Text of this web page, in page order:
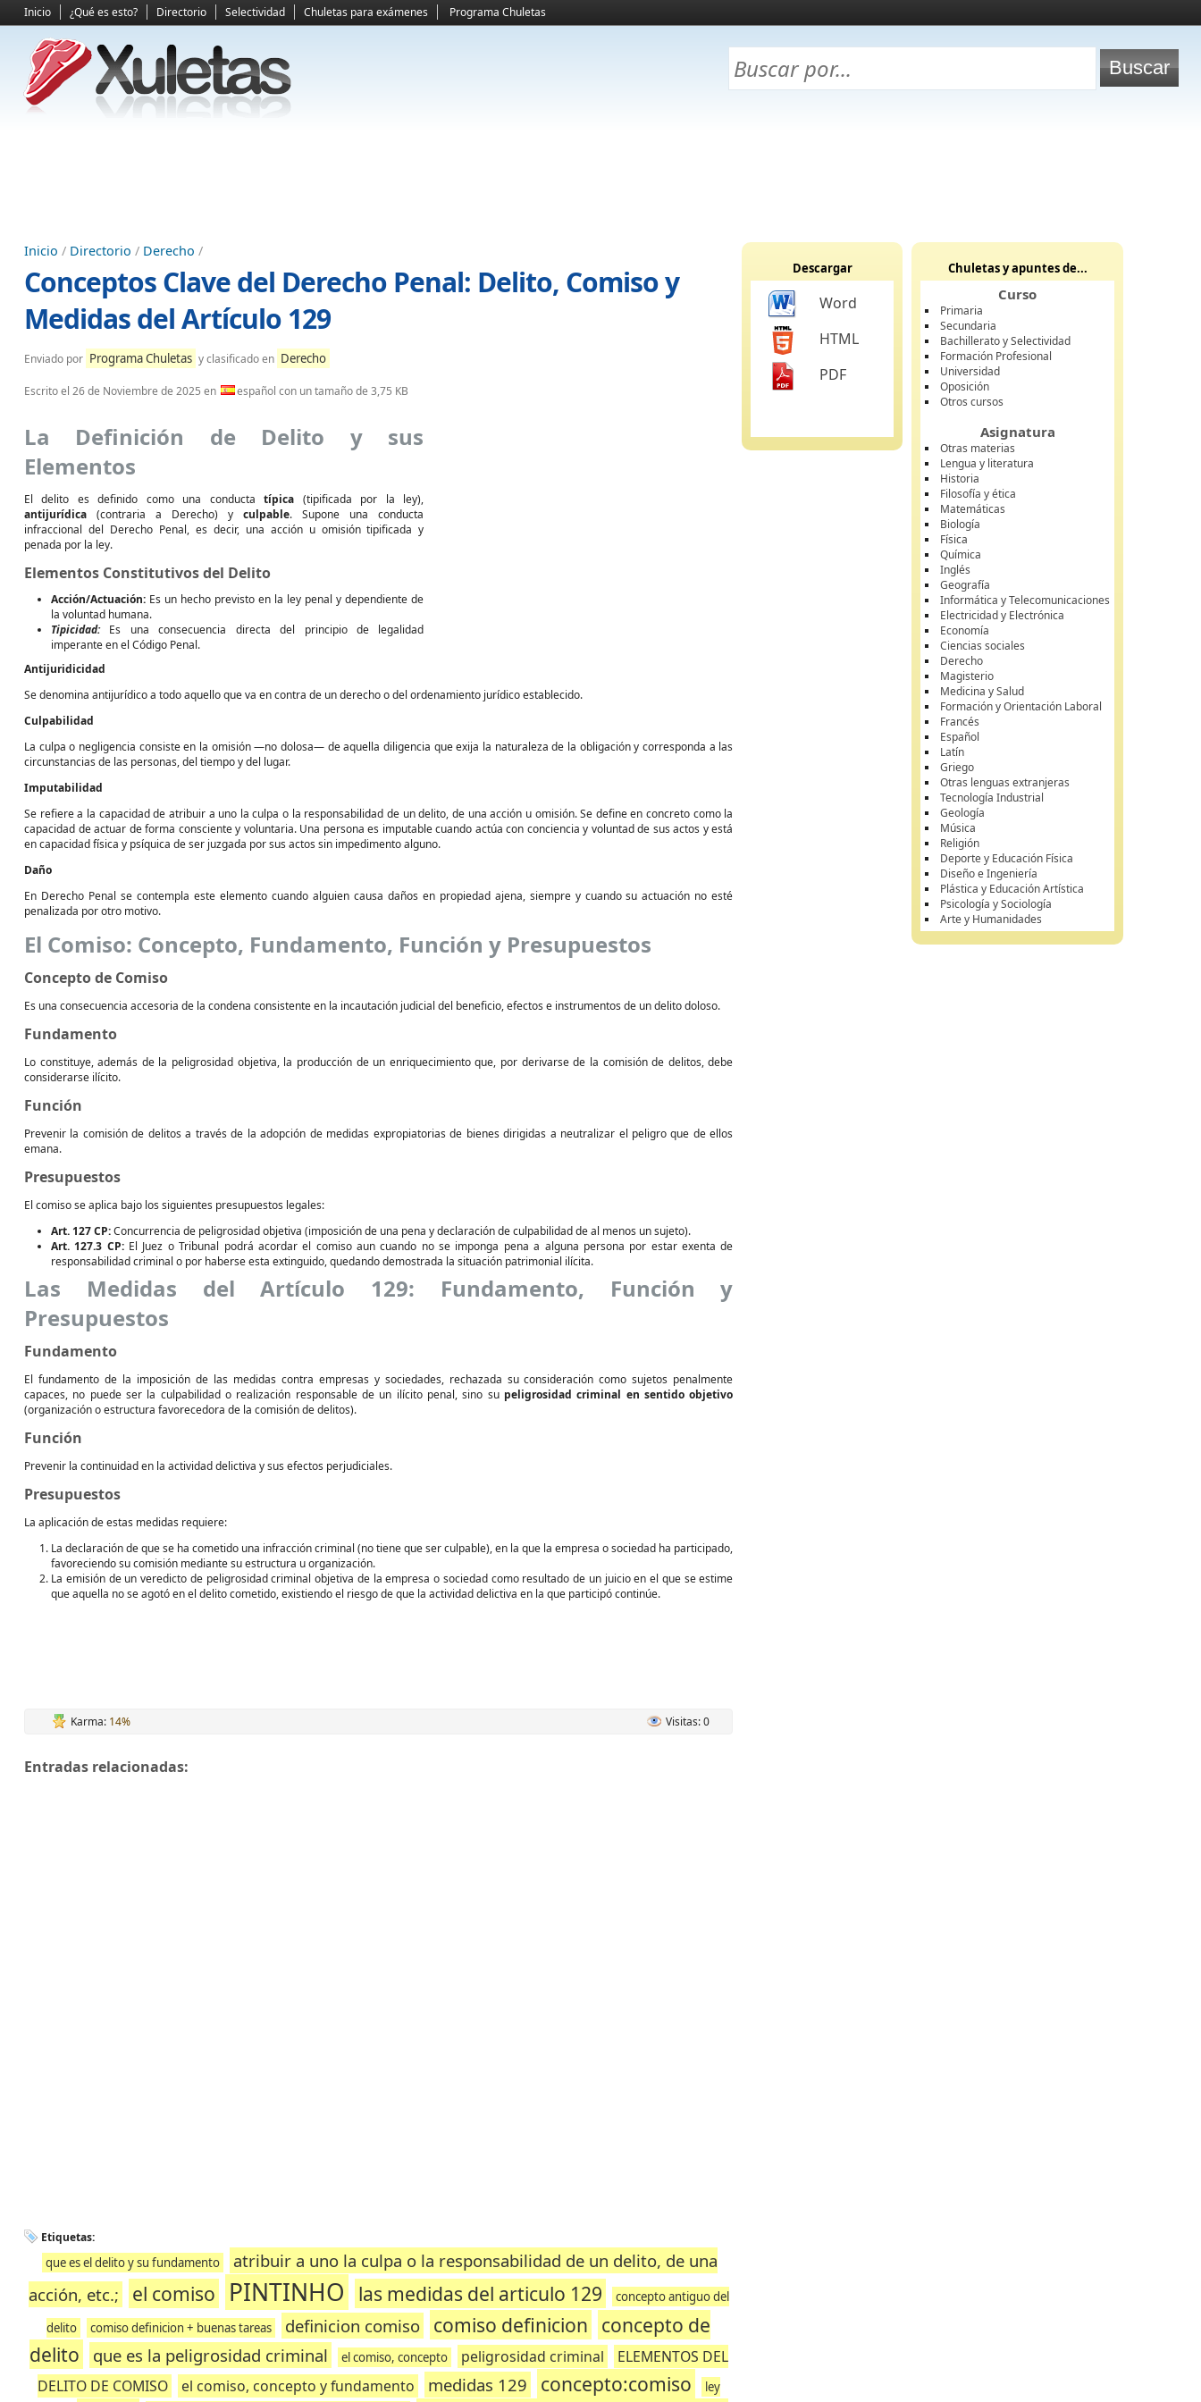
Inicio ¿Qué es esto? Directorio Selectividad Chuletas para exámenes Programa Chuletas
Inicio / Directorio / Derecho /
Conceptos Clave del Derecho Penal: Delito, Comiso y
Medidas del Artículo 129
Enviado por Programa Chuletas y clasificado en Derecho
Escrito el 26 de Noviembre de 2025 en español con un tamaño de 3,75 KB
La Definición de Delito y sus
Elementos
El delito es definido como una conductatípica (tipificada por la ley),
antijurídica (contraria a Derecho) yculpable. Supone una conducta
infraccional del Derecho Penal, es decir, una acción u omisión tipificada y
penada por la ley.
Elementos Constitutivos del Delito
Acción/Actuación: Es un hecho previsto en la ley penal y dependiente de
la voluntad humana.
Tipicidad:Es una consecuencia directa del principio de legalidad
imperante en el Código Penal.
Antijuridicidad
Se denomina antijurídico a todo aquello que va en contra de un derecho o del ordenamiento jurídico establecido.
Culpabilidad
La culpa o negligencia consiste en la omisión —no dolosa— de aquella diligencia que exija la naturaleza de la obligación y corresponda a las
circunstancias de las personas, del tiempo y del lugar.
Imputabilidad
Se refiere a la capacidad de atribuir a uno la culpa o la responsabilidad de un delito, de una acción u omisión. Se define en concreto como la
capacidad de actuar de forma consciente y voluntaria. Una persona es imputable cuando actúa con conciencia y voluntad de sus actos y está
en capacidad física y psíquica de ser juzgada por sus actos sin impedimento alguno.
Daño
En Derecho Penal se contempla este elemento cuando alguien causa daños en propiedad ajena, siempre y cuando su actuación no esté
penalizada por otro motivo.
El Comiso: Concepto, Fundamento, Función y Presupuestos
Concepto de Comiso
Es una consecuencia accesoria de la condena consistente en la incautación judicial del beneficio, efectos e instrumentos de un delito doloso.
Fundamento
Lo constituye, además de la peligrosidad objetiva, la producción de un enriquecimiento que, por derivarse de la comisión de delitos, debe
considerarse ilícito.
Función
Prevenir la comisión de delitos a través de la adopción de medidas expropiatorias de bienes dirigidas a neutralizar el peligro que de ellos
emana.
Presupuestos
El comiso se aplica bajo los siguientes presupuestos legales:
Art. 127 CP:Concurrencia de peligrosidad objetiva (imposición de una pena y declaración de culpabilidad de al menos un sujeto).
Art. 127.3 CP:El Juez o Tribunal podrá acordar el comiso aun cuando no se imponga pena a alguna persona por estar exenta de
responsabilidad criminal o por haberse esta extinguido, quedando demostrada la situación patrimonial ilícita.
Las Medidas del Artículo 129: Fundamento, Función y
Presupuestos
Fundamento
El fundamento de la imposición de las medidas contra empresas y sociedades, rechazada su consideración como sujetos penalmente
capaces, no puede ser la culpabilidad o realización responsable de un ilícito penal, sino su peligrosidad criminal en sentido objetivo
(organización o estructura favorecedora de la comisión de delitos).
Función
Prevenir la continuidad en la actividad delictiva y sus efectos perjudiciales.
Presupuestos
La aplicación de estas medidas requiere:
La declaración de que se ha cometido una infracción criminal (no tiene que ser culpable), en la que la empresa o sociedad ha participado,
favoreciendo su comisión mediante su estructura u organización.
La emisión de un veredicto de peligrosidad criminal objetiva de la empresa o sociedad como resultado de un juicio en el que se estime
que aquella no se agotó en el delito cometido, existiendo el riesgo de que la actividad delictiva en la que participó continúe.
Karma: 14% Visitas: 0
Entradas relacionadas:
Etiquetas:
que es el delito y su fundamento
atribuir a uno la culpa o la responsabilidad de un delito, de una
acción, etc.;
el comiso PINTINHO las medidas del articulo 129
concepto antiguo del
delito
comiso definicion + buenas tareas definicion comiso comiso definicion concepto de
delito
que es la peligrosidad criminal el comiso, concepto peligrosidad criminal
ELEMENTOS DEL
DELITO DE COMISO
el comiso, concepto y fundamento medidas 129 concepto:comiso ley
Descargar
Word
HTML
PDF
Chuletas y apuntes de...
Curso
Primaria
Secundaria
Bachillerato y Selectividad
Formación Profesional
Universidad
Oposición
Otros cursos
Asignatura
Otras materias
Lengua y literatura
Historia
Filosofía y ética
Matemáticas
Biología
Física
Química
Inglés
Geografía
Informática y Telecomunicaciones
Electricidad y Electrónica
Economía
Ciencias sociales
Derecho
Magisterio
Medicina y Salud
Formación y Orientación Laboral
Francés
Español
Latín
Griego
Otras lenguas extranjeras
Tecnología Industrial
Geología
Música
Religión
Deporte y Educación Física
Diseño e Ingeniería
Plástica y Educación Artística
Psicología y Sociología
Arte y Humanidades